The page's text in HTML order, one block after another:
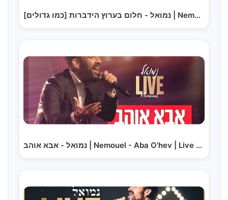
נמואל - חלום בערוץ הידברות [כמו גדולים] | Nemouel -…
נמואל - אבא אוהב | Nemouel - Aba O'hev | Live 2025